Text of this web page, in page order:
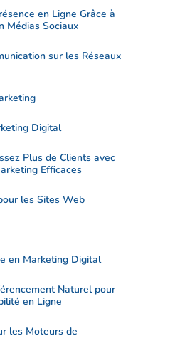
en Ligne Grâce à
Médias Sociaux
sur les Réseaux
Digital
Plus de Clients avec
Efficaces
les Sites Web
en Marketing Digital
Naturel pour
en Ligne
les Moteurs de